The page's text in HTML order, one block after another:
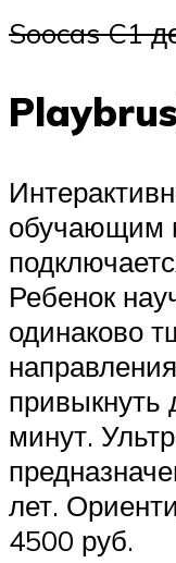
Soocas C1
обучающим
Ребенок
одинаково
привыкнуть
минут.
лет.
4500 руб.